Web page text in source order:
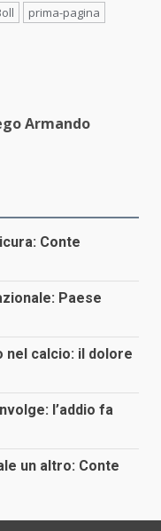
prima-pagina
Armando
Conte
Paese
calcio: il dolore
l’addio fa
un altro: Conte